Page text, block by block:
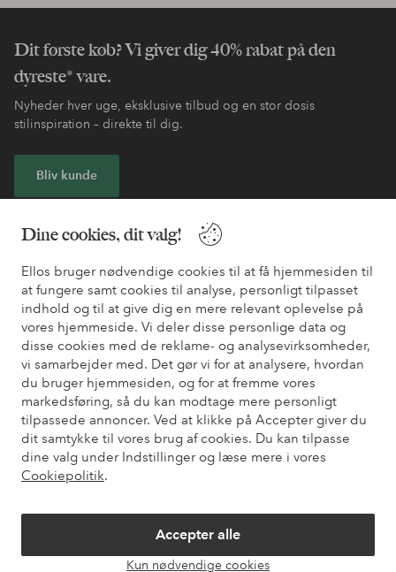
Dine cookies, dit valg!
Ellos bruger nødvendige cookies til at få hjemmesiden til
at fungere samt cookies til analyse, personligt tilpasset
indhold og til at give dig en mere relevant oplevelse på
vores hjemmeside. Vi deler disse personlige data og
disse cookies med de reklame- og analysevirksomheder,
vi samarbejder med. Det gør vi for at analysere, hvordan
du bruger hjemmesiden, og for at fremme vores
markedsføring, så du kan modtage mere personligt
tilpassede annoncer. Ved at klikke på Accepter giver du
dit samtykke til vores brug af cookies. Du kan tilpasse
dine valg under Indstillinger og læse mere i vores
Cookiepolitik.
Accepter alle
Kun nødvendige cookies
Dit første køb? Vi giver dig 40% rabat på den
dyreste* vare.
Nyheder hver uge, eksklusive tilbud og en stor dosis
stilinspiration – direkte til dig.
Bliv kunde
Har du brug for hjælp?
Du kan finde svar på de oftest stillede spørgsmål i vores FAQ.
Du kan også finde oplysninger om, hvordan du kontakter os.
Kundeservice Bestilling Betalingsmåde
Mine sider